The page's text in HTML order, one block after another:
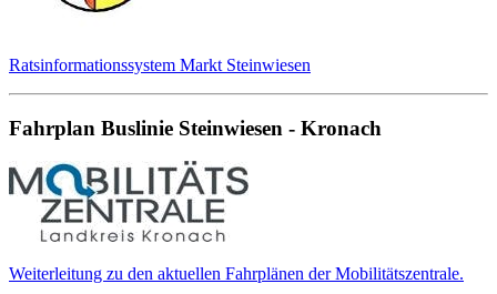
Ratsinformationssystem Markt Steinwiesen
Fahrplan Buslinie Steinwiesen - Kronach
Weiterleitung zu den aktuellen Fahrplänen der Mobilitätszentrale.